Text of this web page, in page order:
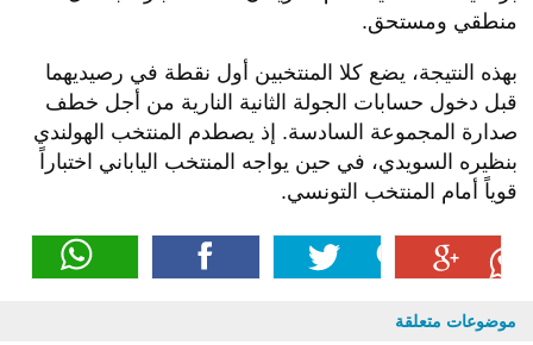
منطقي ومستحق.
بهذه النتيجة، يضع كلا المنتخبين أول نقطة في رصيديهما
قبل دخول حسابات الجولة الثانية النارية من أجل خطف
صدارة المجموعة السادسة. إذ يصطدم المنتخب الهولندي
بنظيره السويدي، في حين يواجه المنتخب الياباني اختباراً
قوياً أمام المنتخب التونسي.
موضوعات متعلقة